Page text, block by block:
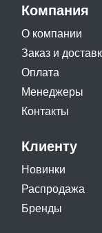
Компания
О компании
Заказ и
Оплата
Менеджеры
Контакты
Клиенту
Новинки
Распродажа
Бренды